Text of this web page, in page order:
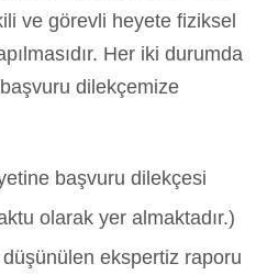
ve görevli heyete fiziksel
Her iki durumda
dilekçemize
başvuru dilekçesi
olarak yer almaktadır.)
ekspertiz raporu